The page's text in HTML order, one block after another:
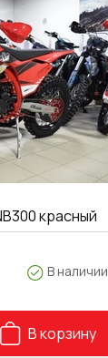
красный
В наличии
В корзину